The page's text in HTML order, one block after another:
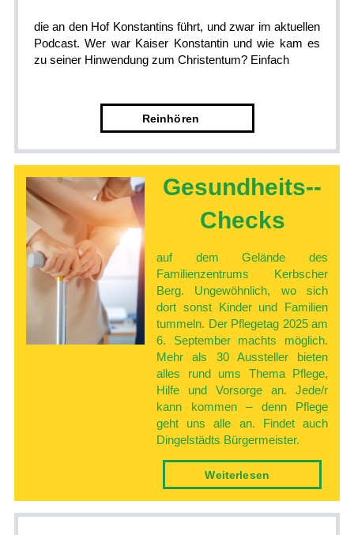
die an den Hof Konstantins führt, und zwar im aktuellen
Podcast. Wer war Kaiser Konstantin und wie kam es
zu seiner Hinwendung zum Christentum? Einfach
Rein­hören
Gesundheits-­
Checks
auf dem Gelände des
Familienzentrums Kerbscher
Berg. Ungewöhnlich, wo sich
dort sonst Kinder und Familien
tummeln. Der Pflegetag 2025 am
6. September machts möglich.
Mehr als 30 Aussteller bieten
alles rund ums Thema Pflege,
Hilfe und Vorsorge an. Jede/r
kann kommen – denn Pflege
geht uns alle an. Findet auch
Dingelstädts Bürgermeister.
Weiter­lesen